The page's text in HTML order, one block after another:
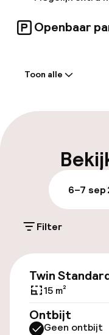
Openbaar
Laat
Parkeren &
(buiten)
Mogelijk extra
Toon alle
6–7 sep
Filter
Twin
15 m²
Ontbijt
Geen ontbijt